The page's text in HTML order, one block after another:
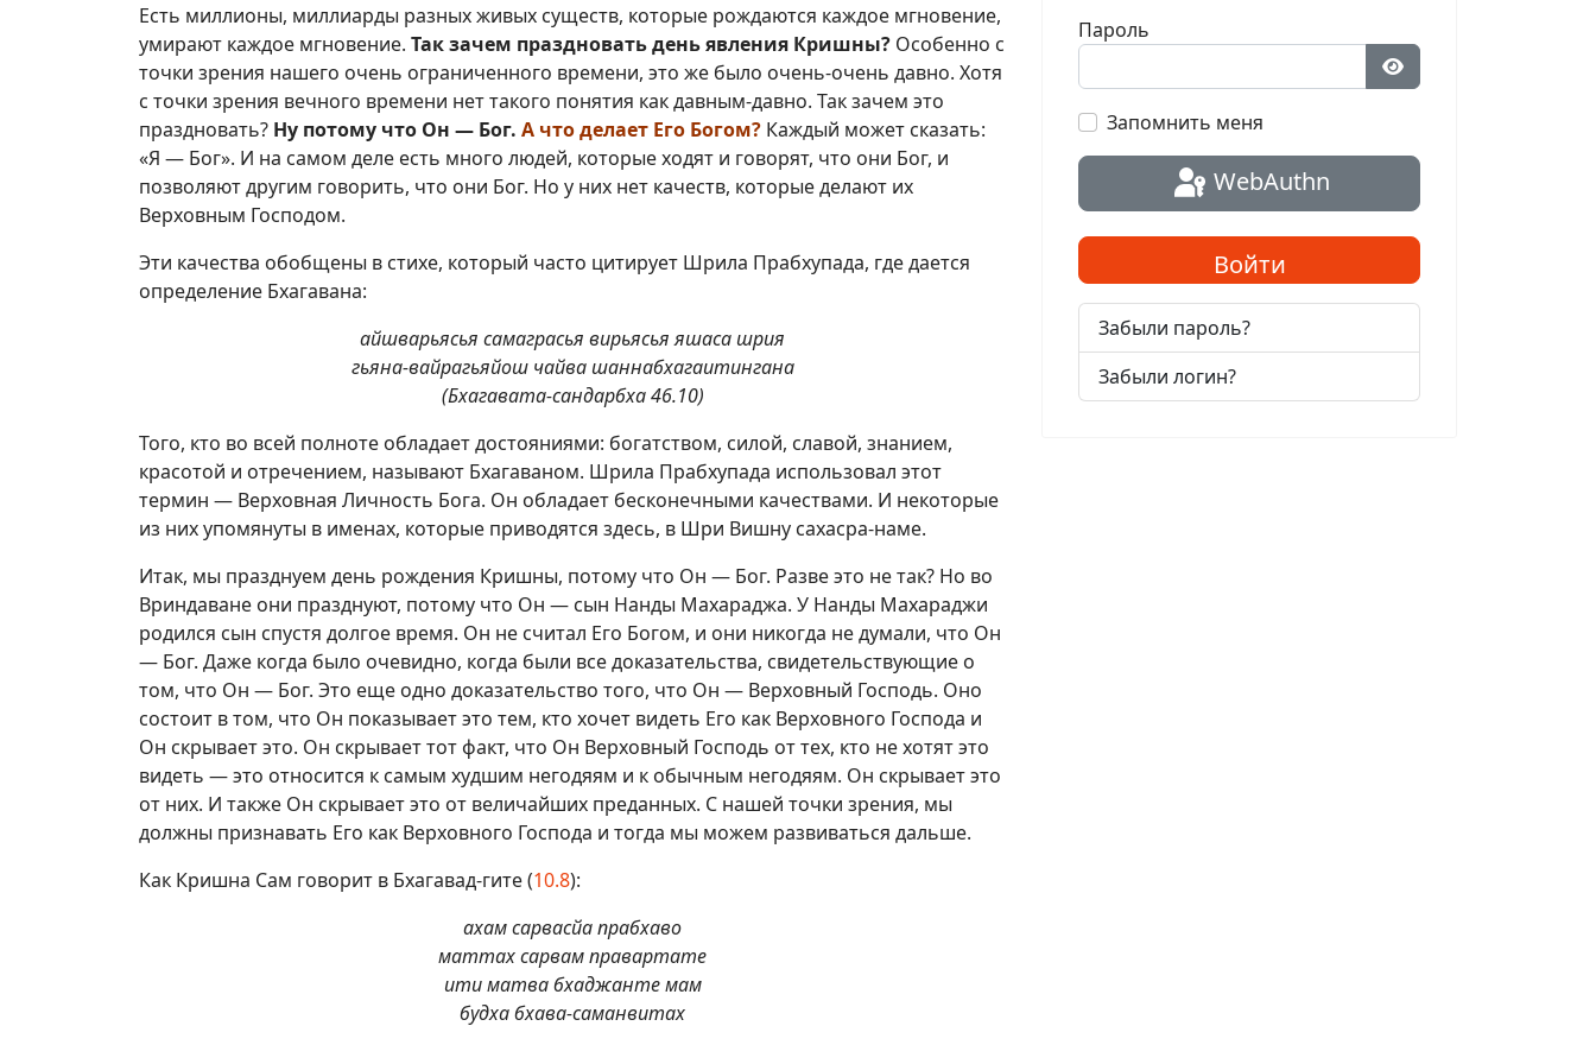
Есть миллионы, миллиарды разных живых существ, которые рождаются каждое мгновение,
умирают каждое мгновение. Так зачем праздновать день явления Кришны? Особенно с
точки зрения нашего очень ограниченного времени, это же было очень-очень давно. Хотя
с точки зрения вечного времени нет такого понятия как давным-давно. Так зачем это
праздновать? Ну потому что Он — Бог. А что делает Его Богом? Каждый может сказать:
«Я — Бог». И на самом деле есть много людей, которые ходят и говорят, что они Бог, и
позволяют другим говорить, что они Бог. Но у них нет качеств, которые делают их
Верховным Господом.
Эти качества обобщены в стихе, который часто цитирует Шрила Прабхупада, где дается
определение Бхагавана:
айшварьясья самаграсья вирьясья яшаса шрия
гьяна-вайрагьяйош чайва шаннабхагаитингана
(Бхагавата-сандарбха 46.10)
Того, кто во всей полноте обладает достояниями: богатством, силой, славой, знанием,
красотой и отречением, называют Бхагаваном. Шрила Прабхупада использовал этот
термин — Верховная Личность Бога. Он обладает бесконечными качествами. И некоторые
из них упомянуты в именах, которые приводятся здесь, в Шри Вишну сахасра-наме.
Итак, мы празднуем день рождения Кришны, потому что Он — Бог. Разве это не так? Но во
Вриндаване они празднуют, потому что Он — сын Нанды Махараджа. У Нанды Махараджи
родился сын спустя долгое время. Он не считал Его Богом, и они никогда не думали, что Он
— Бог. Даже когда было очевидно, когда были все доказательства, свидетельствующие о
том, что Он — Бог. Это еще одно доказательство того, что Он — Верховный Господь. Оно
состоит в том, что Он показывает это тем, кто хочет видеть Его как Верховного Господа и
Он скрывает это. Он скрывает тот факт, что Он Верховный Господь от тех, кто не хотят это
видеть — это относится к самым худшим негодяям и к обычным негодяям. Он скрывает это
от них. И также Он скрывает это от величайших преданных. С нашей точки зрения, мы
должны признавать Его как Верховного Господа и тогда мы можем развиваться дальше.
Как Кришна Сам говорит в Бхагавад-гите (10.8):
ахам сарвасйа прабхаво
маттах сарвам правартате
ити матва бхаджанте мам
будха бхава-саманвитах
Пароль
Показать пароль
Запомнить меня
WebAuthn
Войти
Забыли пароль?
Забыли логин?